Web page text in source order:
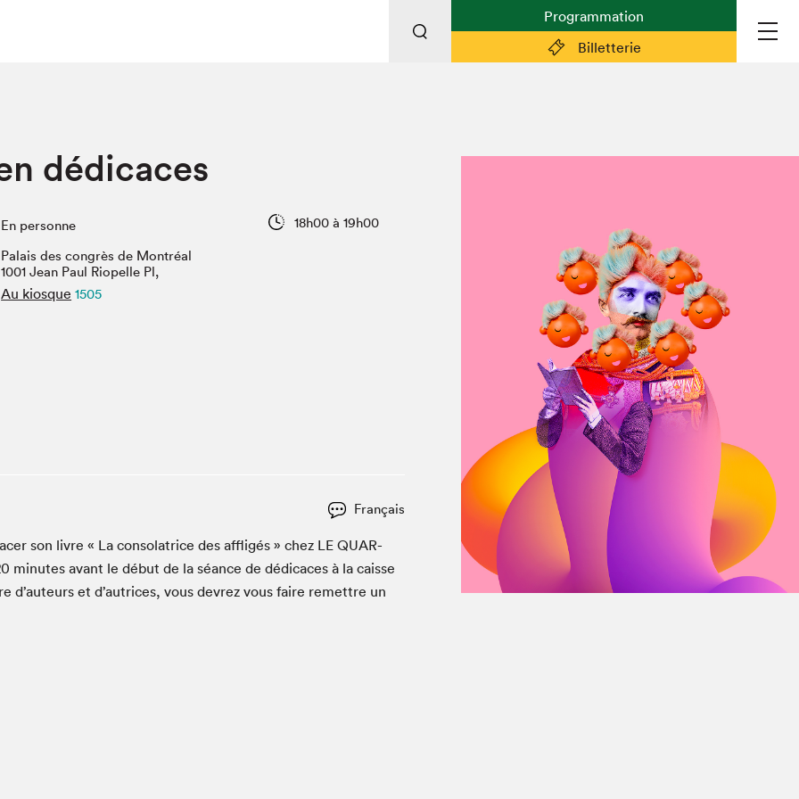
Billetterie
Programmation
Programmation dans la ville
Vidéos et balados
Le Salon dans ta classe
Liseur Public
Matinées scolaires Hydro-Québec
Espace exposant·e·s
Espace enseignant·e·s
Espace participant⋅e⋅s
Espace Salon dans la ville
Espace bénévoles
Devenir bénévole
À propos du Salon
Liste des exposant·e·s
Liste des auteur·rice·s
dédicaces
En personne
18h00 à 19h00
Palais des congrès de Montréal
1001 Jean Paul Riopelle Pl,
Au kiosque 1505
Français
son livre « La con­so­la­trice des affligés » chez LE QUAR­
min­utes avant le début de la séance de dédi­caces à la caisse
d’auteurs et d’autrices, vous devrez vous faire remet­tre un